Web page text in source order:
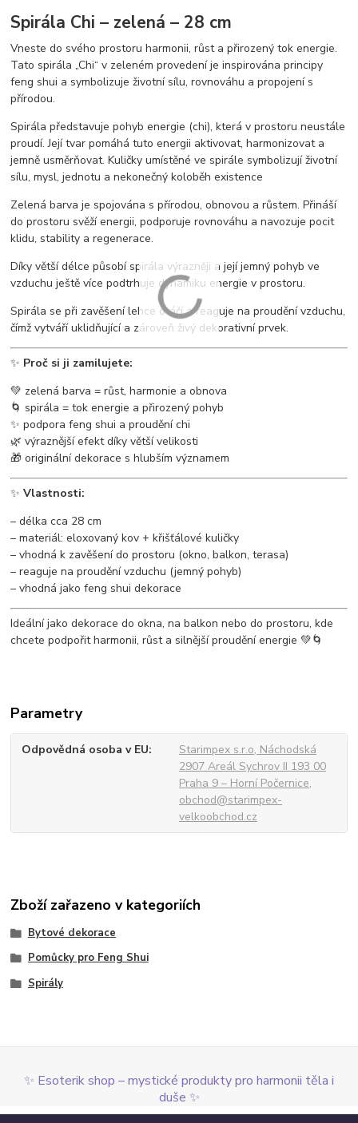
Spirála Chi – zelená – 28 cm
Vneste do svého prostoru harmonii, růst a přirozený tok energie.
Tato spirála „Chi“ v zeleném provedení je inspirována principy
feng shui a symbolizuje životní sílu, rovnováhu a propojení s
přírodou.
Spirála představuje pohyb energie (chi), která v prostoru neustále
proudí. Její tvar pomáhá tuto energii aktivovat, harmonizovat a
jemně usměrňovat. Kuličky umístěné ve spirále symbolizují životní
sílu, mysl, jednotu a nekonečný koloběh existence
Zelená barva je spojována s přírodou, obnovou a růstem. Přináší
do prostoru svěží energii, podporuje rovnováhu a navozuje pocit
klidu, stability a regenerace.
Díky větší délce působí spirála výrazněji a její jemný pohyb ve
vzduchu ještě více podtrhuje dynamiku energie v prostoru.
Spirála se při zavěšení lehce otáčí a reaguje na proudění vzduchu,
čímž vytváří uklidňující a zároveň živý dekorativní prvek.
✨ Proč si ji zamilujete:
💚 zelená barva = růst, harmonie a obnova
🌀 spirála = tok energie a přirozený pohyb
✨ podpora feng shui a proudění chi
🌿 výraznější efekt díky větší velikosti
🎁 originální dekorace s hlubším významem
✨Vlastnosti:
– délka cca 28 cm
– materiál: eloxovaný kov + křišťálové kuličky
– vhodná k zavěšení do prostoru (okno, balkon, terasa)
– reaguje na proudění vzduchu (jemný pohyb)
– vhodná jako feng shui dekorace
Ideální jako dekorace do okna, na balkon nebo do prostoru, kde
chcete podpořit harmonii, růst a silnější proudění energie 💚🌀
Parametry
Odpovědná osoba v EU
Starimpex s.r.o, Náchodská
2907 Areál Sychrov II 193 00
Praha 9 – Horní Počernice,
obchod@starimpex-
velkoobchod.cz
Zboží zařazeno v kategoriích
Bytové dekorace
Pomůcky pro Feng Shui
Spirály
✨ Esoterik shop – mystické produkty pro harmonii těla i
duše ✨